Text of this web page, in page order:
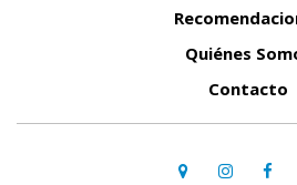
Quiénes
Contacto